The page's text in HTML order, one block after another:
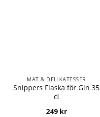
MAT & DELIKATESSER
Snippers Flaska för Gin 35
cl
249 kr